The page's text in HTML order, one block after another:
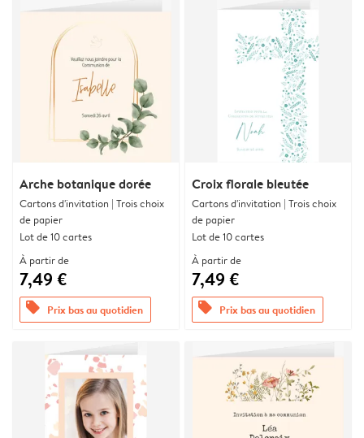
Arche botanique dorée
Cartons d'invitation | Trois choix
de papier
Lot de 10 cartes
À partir de
7,49 €
offers Prix bas au quotidien
Croix florale bleutée
Cartons d'invitation | Trois choix
de papier
Lot de 10 cartes
À partir de
7,49 €
offers Prix bas au quotidien